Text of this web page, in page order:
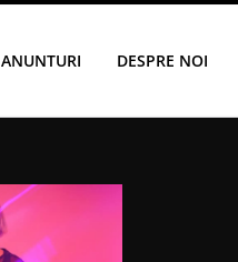
ANUNTURI DESPRE NOI